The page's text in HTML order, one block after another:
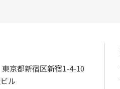
京都新宿区新宿1-4-10
ル